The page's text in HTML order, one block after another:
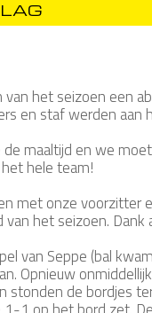
het seizoen een
en staf werden aan
maaltijd en we
hele team!
met onze
het seizoen.
van Seppe (bal
Opnieuw
de bordjes